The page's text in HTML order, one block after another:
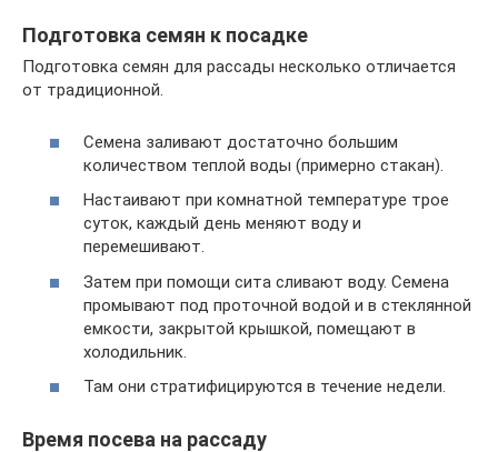
Подготовка семян к посадке
Подготовка семян для рассады несколько отличается
от традиционной.
Семена заливают достаточно большим
количеством теплой воды (примерно стакан).
Настаивают при комнатной температуре трое
суток, каждый день меняют воду и
перемешивают.
Затем при помощи сита сливают воду. Семена
промывают под проточной водой и в стеклянной
емкости, закрытой крышкой, помещают в
холодильник.
Там они стратифицируются в течение недели.
Время посева на рассаду